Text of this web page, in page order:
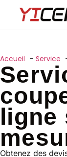
Accueil Service
ligne
Obtenez des